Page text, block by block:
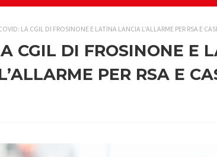
LA CGIL DI FROSINONE E LATINA LANCIA L’ALLARME PER RSA E
CGIL DI FROSINONE E
PER RSA E